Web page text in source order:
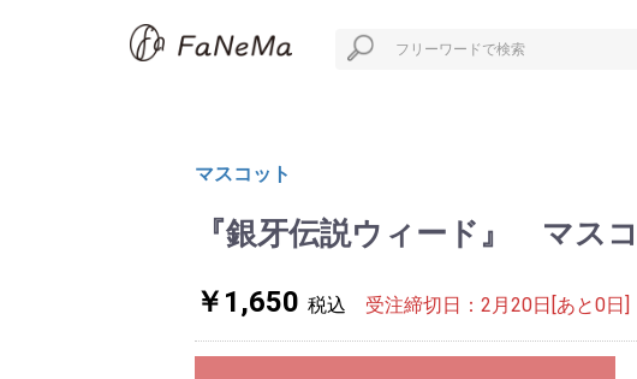
マスコット
『銀牙伝説ウィード』 マス
￥1,650 税込 受注締切日：2月20日[あと0日]